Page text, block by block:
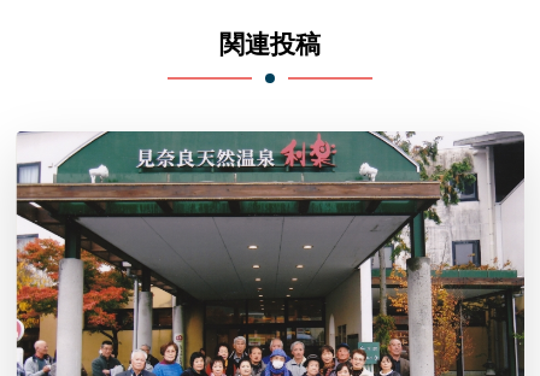
関連投稿